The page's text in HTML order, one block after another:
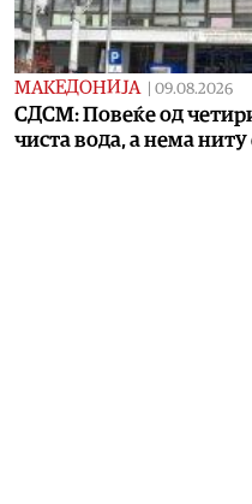
МАКЕДОНИЈА 09.08.2026
СДСМ: Повеќе од
чиста вода, а нема